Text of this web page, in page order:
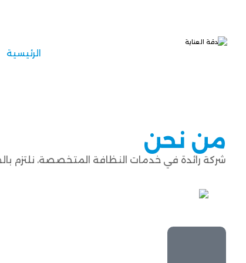
الرئيسية
من نحن
شركة رائدة في خدمات النظافة المتخصصة، نلتزم